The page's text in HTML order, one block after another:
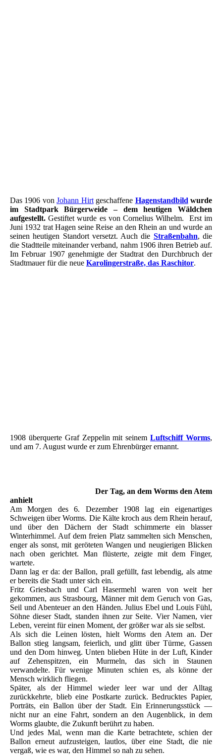
Das 1906 vonJohann Hirtgeschaffene Hagenstandbild wurde
im Stadtpark Bürgerweide – dem heutigen Wäldchen
aufgestellt.Gestiftet wurde es von Cornelius Wilhelm. Erst im
Juni 1932 trat Hagen seine Reise an den Rhein an und wurde an
seinen heutigen Standort versetzt. Auch die Straßenbahn, die
die Stadtteile miteinander verband, nahm 1906 ihren Betrieb auf.
Im Februar 1907 genehmigte der Stadtrat den Durchbruch der
Stadtmauer für die neue Karolingerstraße, das Raschitor.
1908 überquerte Graf Zeppelin mit seinemLuftschiff Worms,
und am 7. August wurde er zum Ehrenbürger ernannt.
Der Tag, an dem Worms den Atem
anhielt
Am Morgen des 6. Dezember 1908 lag ein eigenartiges
Schweigen über Worms. Die Kälte kroch aus dem Rhein herauf,
und über den Dächern der Stadt schimmerte ein blasser
Winterhimmel. Auf dem freien Platz sammelten sich Menschen,
enger als sonst, mit geröteten Wangen und neugierigen Blicken
nach oben gerichtet. Man flüsterte, zeigte mit dem Finger,
wartete.
Dann lag er da: der Ballon, prall gefüllt, fast lebendig, als atme
er bereits die Stadt unter sich ein.
Fritz Griesbach und Carl Hasermehl waren von weit her
gekommen, aus Strasbourg, Männer mit dem Geruch von Gas,
Seil und Abenteuer an den Händen. Julius Ebel und Louis Fühl,
Söhne dieser Stadt, standen ihnen zur Seite. Vier Namen, vier
Leben, vereint für einen Moment, der größer war als sie selbst.
Als sich die Leinen lösten, hielt Worms den Atem an. Der
Ballon stieg langsam, feierlich, und glitt über Türme, Gassen
und den Dom hinweg. Unten blieben Hüte in der Luft, Kinder
auf Zehenspitzen, ein Murmeln, das sich in Staunen
verwandelte. Für wenige Minuten schien es, als könne der
Mensch wirklich fliegen.
Später, als der Himmel wieder leer war und der Alltag
zurückkehrte, blieb eine Postkarte zurück. Bedrucktes Papier,
Porträts, ein Ballon über der Stadt. Ein Erinnerungsstück —
nicht nur an eine Fahrt, sondern an den Augenblick, in dem
Worms glaubte, die Zukunft berührt zu haben.
Und jedes Mal, wenn man die Karte betrachtete, schien der
Ballon erneut aufzusteigen, lautlos, über eine Stadt, die nie
vergaß, wie es war, den Himmel so nah zu sehen.